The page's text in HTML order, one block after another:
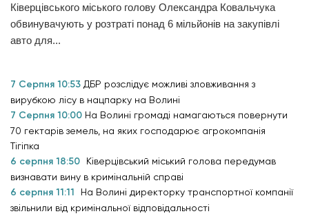
Ківерцівського міського голову Олександра Ковальчука
обвинувачують у розтраті понад 6 мільйонів на закупівлі
авто для...
7 Серпня 10:53 ДБР розслідує можливі зловживання з
вирубкою лісу в нацпарку на Волині
7 Серпня 10:00 На Волині громаді намагаються повернути
70 гектарів земель, на яких господарює агрокомпанія
Тігіпка
6 серпня 18:50
Ківерцівський міський голова передумав
визнавати вину в кримінальній справі
6 серпня 11:11
На Волині директорку транспортної компанії
звільнили від кримінальної відповідальності